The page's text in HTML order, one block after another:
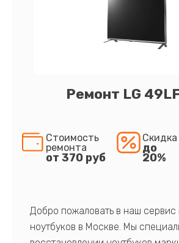
Ремонт LG
Стоимость
ремонта
от 370 руб
Скидка
до
20%
Добро пожаловать в наш сервис
ноутбуков в Москве. Мы